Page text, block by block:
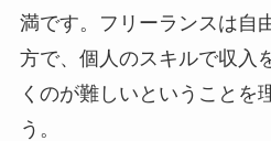
満です。フリーランスは自
方で、個人のスキルで収入
くのが難しいということを
う。